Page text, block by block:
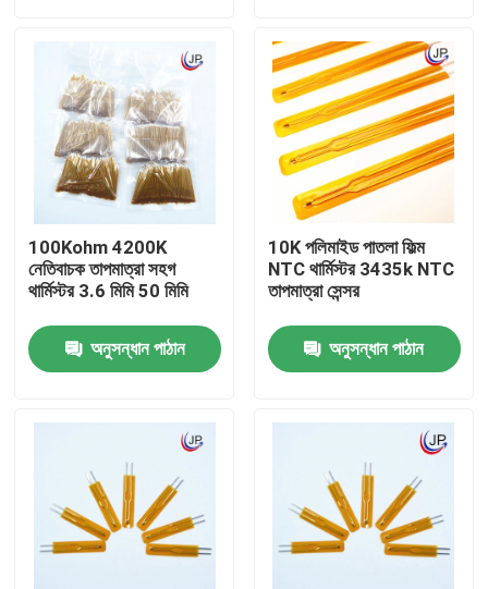
VR প্রদর্শন
আমাদের সম্পর্কে
মান নিয়ন্ত্রণ
যোগাযোগ করুন
মেডিকেল তাপমাত্রা সেন্সর
সারফেস মাউন্ট তাপমাত্রা সেন্সর
100Kohm 4200K
নেতিবাচক তাপমাত্রা সহগ
থার্মিস্টর 3.6 মিমি 50 মিমি
অনুসন্ধান পাঠান
10K পলিমাইড পাতলা ফিল্ম
NTC থার্মিস্টর 3435k NTC
তাপমাত্রা সেন্সর
অনুসন্ধান পাঠান